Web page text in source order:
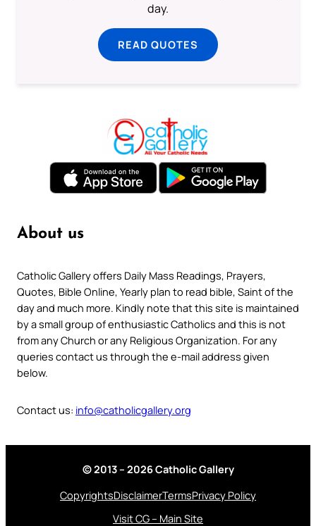
day.
READ QUOTES
About us
Catholic Gallery offers Daily Mass Readings, Prayers,
Quotes, Bible Online, Yearly plan to read bible, Saint of the
day and much more. Kindly note that this site is maintained
by a small group of enthusiastic Catholics and this is not
from any Church or any Religious Organization. For any
queries contact us through the e-mail address given
below.
Contact us: info@catholicgallery.org
© 2013 – 2026 Catholic Gallery
CopyrightsDisclaimerTermsPrivacy Policy
Visit CG – Main Site